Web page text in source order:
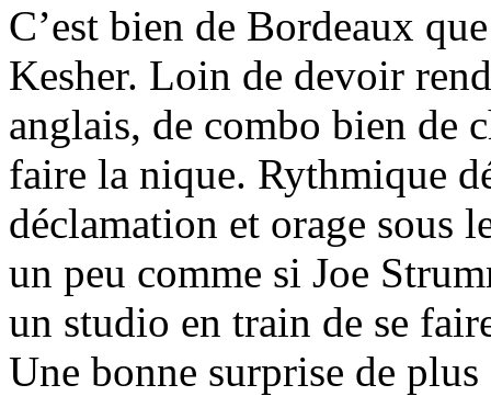
C’est bien de Bordeaux
Kesher. Loin de devoir
anglais, de combo bien de
faire la nique. Rythmique
déclamation et orage sous
un peu comme si Joe
un studio en train de se
Une bonne surprise de plus